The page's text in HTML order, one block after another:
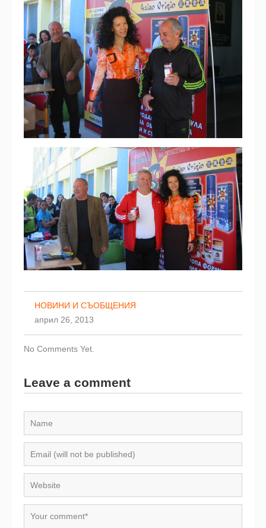
НОВИНИ И СЪОБЩЕНИЯ
април 26, 2013
No Comments Yet.
Leave a comment